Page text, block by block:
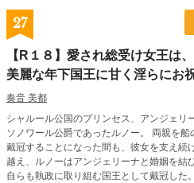
27
【R１８】愛され総受け女王は
美麗な年下国王に甘く淫らにお
奏音 美都
シャルール公国のプリンセス、アンジェリ
ソノワール公爵であったルノー。 両親を
戴冠することになった間も、彼女を支え続
越え、ルノーはアンジェリーナと婚姻を結
自らも執政に取り組む国王として戴冠した。 夫婦となって初めて迎えるアンジ